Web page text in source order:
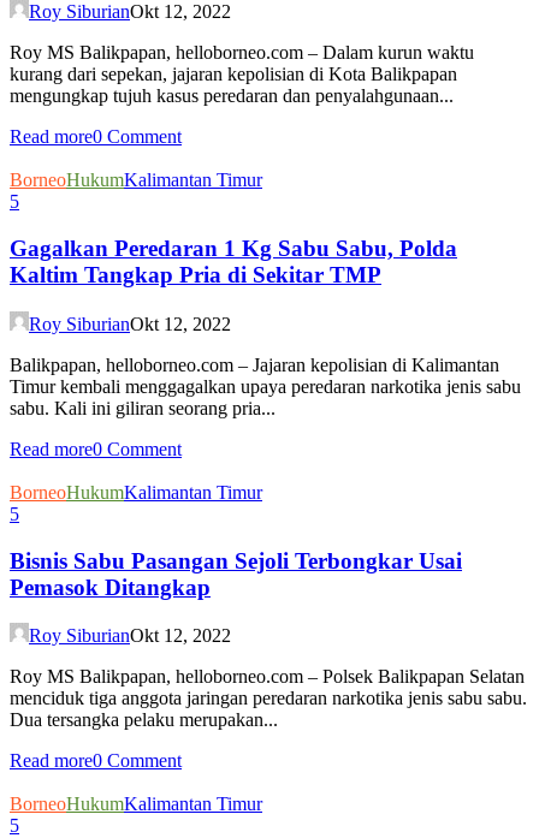
Roy SiburianOkt 12, 2022
Roy MS Balikpapan, helloborneo.com – Dalam kurun waktu
kurang dari sepekan, jajaran kepolisian di Kota Balikpapan
mengungkap tujuh kasus peredaran dan penyalahgunaan...
Read more0 Comment
BorneoHukumKalimantan Timur
5
Gagalkan Peredaran 1 Kg Sabu Sabu, Polda
Kaltim Tangkap Pria di Sekitar TMP
Roy SiburianOkt 12, 2022
Balikpapan, helloborneo.com – Jajaran kepolisian di Kalimantan
Timur kembali menggagalkan upaya peredaran narkotika jenis sabu
sabu. Kali ini giliran seorang pria...
Read more0 Comment
BorneoHukumKalimantan Timur
5
Bisnis Sabu Pasangan Sejoli Terbongkar Usai
Pemasok Ditangkap
Roy SiburianOkt 12, 2022
Roy MS Balikpapan, helloborneo.com – Polsek Balikpapan Selatan
menciduk tiga anggota jaringan peredaran narkotika jenis sabu sabu.
Dua tersangka pelaku merupakan...
Read more0 Comment
BorneoHukumKalimantan Timur
5